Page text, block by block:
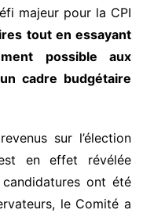
majeur pour la CPI
tout en essayant
possible aux
cadre budgétaire
sur l’élection
en effet révélée
ont été
le Comité a